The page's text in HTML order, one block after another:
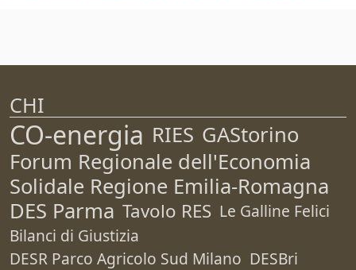
CHI
CO-energia RIES GAStorino
Forum Regionale dell'Economia
Solidale Regione Emilia-Romagna
DES Parma Tavolo RES Le Galline Felici
Bilanci di Giustizia
DESR Parco Agricolo Sud Milano DESBri